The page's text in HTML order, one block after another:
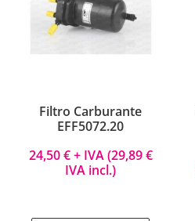
Filtro Carburante
EFF5072.20
24,50€+ IVA (29,89€
IVA incl.)